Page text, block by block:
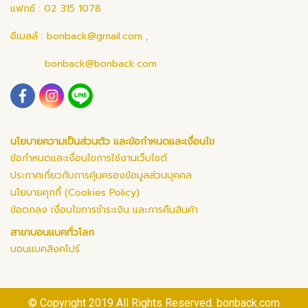
แฟกซ์ : 02 315 1078
อีเมลล์ : bonback@gmail.com ,
bonback@bonback.com
นโยบายความเป็นส่วนตัว และข้อกำหนดและเงื่อนไข
ข้อกำหนดและเงื่อนไขการใช้งานเว็บไซต์
ประกาศเกี่ยวกับการคุ้มครองข้อมูลส่วนบุคคล
นโยบายคุกกี้ (Cookies Policy)
ข้อตกลง เงื่อนไขการชำระเงิน และการคืนสินค้า
สาขาบอนแบคทั่วโลก
บอนแบคสิงคโปร์
© Copyright 2019 All Rights Reserved. bonback.com